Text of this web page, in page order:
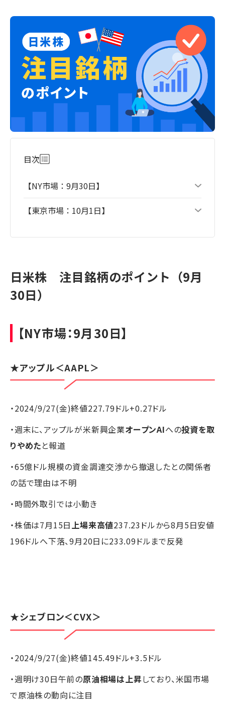
目次
【NY市場：9月30日】
【東京市場：10月1日】
日米株 注目銘柄のポイント（9月
30日）
【NY市場：9月30日】
★アップル＜AAPL＞
・2024/9/27(金)終値227.79ドル+0.27ドル
・週末に、アップルが米新興企業オープンAIへの投資を取
りやめたと報道
・65億ドル規模の資金調達交渉から撤退したとの関係者
の話で理由は不明
・時間外取引では小動き
・株価は7月15日上場来高値237.23ドルから8月5日安値
196ドルへ下落、9月20日に233.09ドルまで反発
★シェブロン＜CVX＞
・2024/9/27(金)終値145.49ドル+3.5ドル
・週明け30日午前の原油相場は上昇しており、米国市場
で原油株の動向に注目